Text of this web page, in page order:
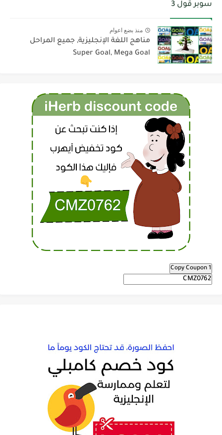
سوبر قول 3
منذ بضع اعوام
مناهج اللغة الإنجليزية, جميع المراحل
Super Goal, Mega Goal
Copy Coupon 1